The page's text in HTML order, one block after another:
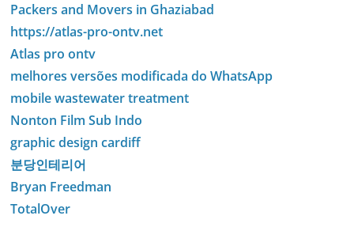
Packers and Movers in Ghaziabad
https://atlas-pro-ontv.net
Atlas pro ontv
melhores versões modificada do WhatsApp
mobile wastewater treatment
Nonton Film Sub Indo
graphic design cardiff
분당인테리어
Bryan Freedman
TotalOver